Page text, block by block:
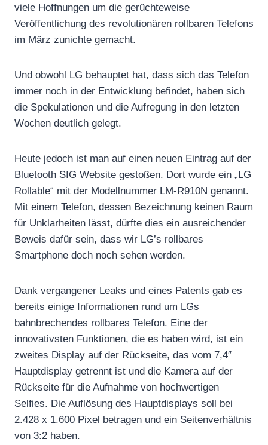
viele Hoffnungen um die gerüchteweise
Veröffentlichung des revolutionären rollbaren Telefons
im März zunichte gemacht.
Und obwohl LG behauptet hat, dass sich das Telefon
immer noch in der Entwicklung befindet, haben sich
die Spekulationen und die Aufregung in den letzten
Wochen deutlich gelegt.
Heute jedoch ist man auf einen neuen Eintrag auf der
Bluetooth SIG Website gestoßen. Dort wurde ein „LG
Rollable“ mit der Modellnummer LM-R910N genannt.
Mit einem Telefon, dessen Bezeichnung keinen Raum
für Unklarheiten lässt, dürfte dies ein ausreichender
Beweis dafür sein, dass wir LG’s rollbares
Smartphone doch noch sehen werden.
Dank vergangener Leaks und eines Patents gab es
bereits einige Informationen rund um LGs
bahnbrechendes rollbares Telefon. Eine der
innovativsten Funktionen, die es haben wird, ist ein
zweites Display auf der Rückseite, das vom 7,4″
Hauptdisplay getrennt ist und die Kamera auf der
Rückseite für die Aufnahme von hochwertigen
Selfies. Die Auflösung des Hauptdisplays soll bei
2.428 x 1.600 Pixel betragen und ein Seitenverhältnis
von 3:2 haben.